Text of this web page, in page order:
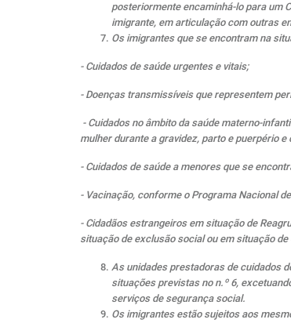
posteriormente encaminhá-lo para um
imigrante, em articulação com outras
Os imigrantes que se encontram na
- Cuidados de saúde urgentes e vitais;
- Doenças transmissíveis que representem
- Cuidados no âmbito da saúde materno-
mulher durante a gravidez, parto e puerpério
- Cuidados de saúde a menores que se
- Vacinação, conforme o Programa Nacional
- Cidadãos estrangeiros em situação de
situação de exclusão social ou em situação
As unidades prestadoras de cuidados
situações previstas no n.º 6,
serviços de segurança social.
Os imigrantes estão sujeitos aos